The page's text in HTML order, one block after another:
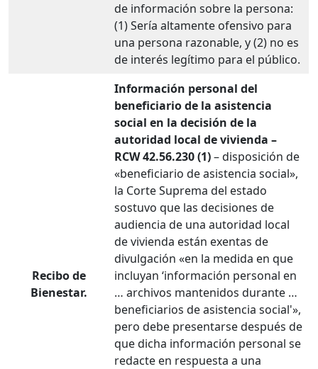
de información sobre la persona:
(1) Sería altamente ofensivo para
una persona razonable, y (2) no es
de interés legítimo para el público.
Recibo de
Bienestar.
Información personal del
beneficiario de la asistencia
social en la decisión de la
autoridad local de vivienda –
RCW 42.56.230 (1)– disposición de
«beneficiario de asistencia social»,
la Corte Suprema del estado
sostuvo que las decisiones de
audiencia de una autoridad local
de vivienda están exentas de
divulgación «en la medida en que
incluyan ‘información personal en
… archivos mantenidos durante …
beneficiarios de asistencia social'»,
pero debe presentarse después de
que dicha información personal se
redacte en respuesta a una